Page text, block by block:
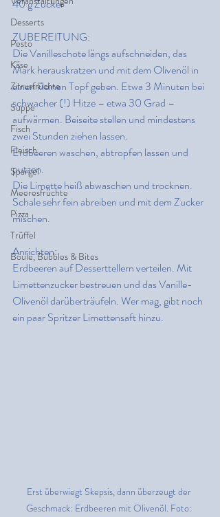
Desserts
Pesto
Käse
Zitrusfrüchte
Suppe
Fisch
Fleisch
Spargel
Meeresfrüchte
Pizza
Trüffel
Boule, Bubbles & Bites
40 g Zucker
ZUBEREITUNG:
Die Vanilleschote längs aufschneiden, das
Mark herauskratzen und mit dem Olivenöl in
einen kleinen Topf geben. Etwa 3 Minuten bei
schwacher (!) Hitze – etwa 30 Grad –
aufwärmen. Beiseite stellen und mindestens
zwei Stunden ziehen lassen.
Erdbeeren waschen, abtropfen lassen und
putzen.
Die Limette heiß abwaschen und trocknen.
Schale sehr fein abreiben und mit dem Zucker
mischen.
Anrichten:
Erdbeeren auf Desserttellern verteilen. Mit
Limettenzucker bestreuen und das Vanille-
Olivenöl darüberträufeln. Wer mag, gibt noch
ein paar Spritzer Limettensaft hinzu.
Erst überwiegt Skepsis, dann überzeugt der
Geschmack: Erdbeeren mit Olivenöl. Foto: